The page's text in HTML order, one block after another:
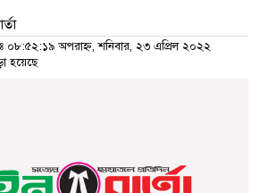
অপরাহ্ন, শনিবার, ২৩ এপ্রিল ২০২২
হয়েছে